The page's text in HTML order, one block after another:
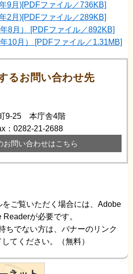
9月)[PDFファイル／736KB]
2月)[PDFファイル／289KB]
8月） [PDFファイル／892KB]
10月） [PDFファイル／1.31MB]
るお問い合わせ先
9-25 本庁舎4階
：0282-21-2688
お問い合わせはこちら
ご覧いただく場合には、Adobe
が必要です。
ちでない方は、バナーのリンク
てください。（無料）